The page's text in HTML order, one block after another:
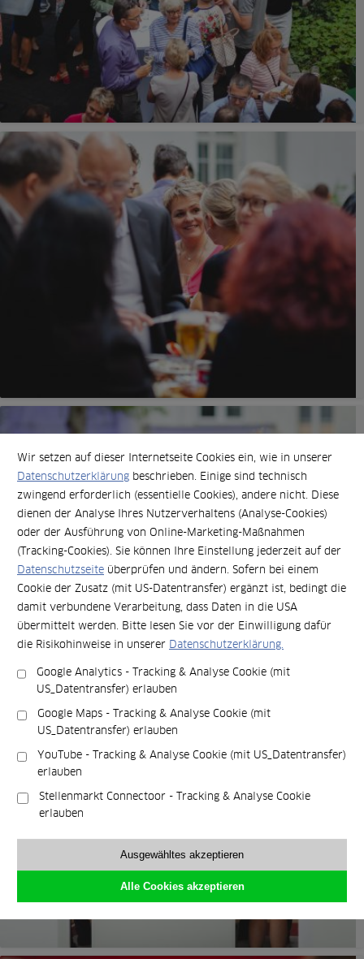
Wir setzen auf dieser Internetseite Cookies ein, wie in unserer
Datenschutzerklärung beschrieben. Einige sind technisch
zwingend erforderlich (essentielle Cookies), andere nicht. Diese
dienen der Analyse Ihres Nutzerverhaltens (Analyse-Cookies)
oder der Ausführung von Online-Marketing-Maßnahmen
(Tracking-Cookies). Sie können Ihre Einstellung jederzeit auf der
Datenschutzseite überprüfen und ändern. Sofern bei einem
Cookie der Zusatz (mit US-Datentransfer) ergänzt ist, bedingt die
damit verbundene Verarbeitung, dass Daten in die USA
übermittelt werden. Bitte lesen Sie vor der Einwilligung dafür
die Risikohinweise in unserer Datenschutzerklärung.
Google Analytics - Tracking & Analyse Cookie (mit
US_Datentransfer) erlauben
Google Maps - Tracking & Analyse Cookie (mit
US_Datentransfer) erlauben
YouTube - Tracking & Analyse Cookie (mit US_Datentransfer)
erlauben
Stellenmarkt Connectoor - Tracking & Analyse Cookie
erlauben
Ausgewähltes akzeptieren
Alle Cookies akzeptieren